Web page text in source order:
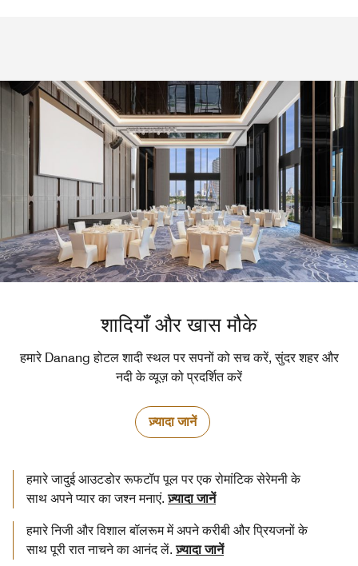
शादियाँ और खास मौके
हमारे Danang होटल शादी स्थल पर सपनों को सच करें, सुंदर शहर और
नदी के व्यूज़ को प्रदर्शित करें
ज़्यादा जानें
हमारे जादुई आउटडोर रूफटॉप पूल पर एक रोमांटिक सेरेमनी के
साथ अपने प्यार का जश्न मनाएं. ज़्यादा जानें
हमारे निजी और विशाल बॉलरूम में अपने करीबी और प्रियजनों के
साथ पूरी रात नाचने का आनंद लें. ज़्यादा जानें